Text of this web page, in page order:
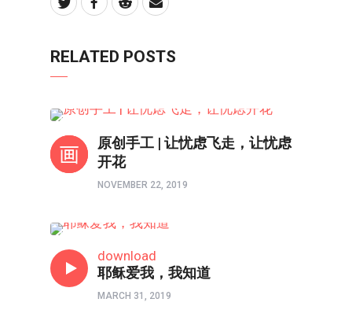
RELATED POSTS
原创手工 | 让忧虑飞走，让忧虑
开花
NOVEMBER 22, 2019
download
耶稣爱我，我知道
MARCH 31, 2019